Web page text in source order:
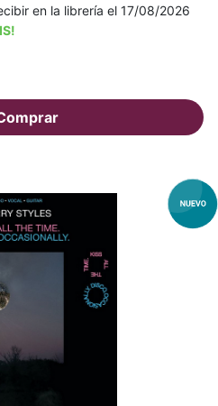
en la librería el 17/08/2026